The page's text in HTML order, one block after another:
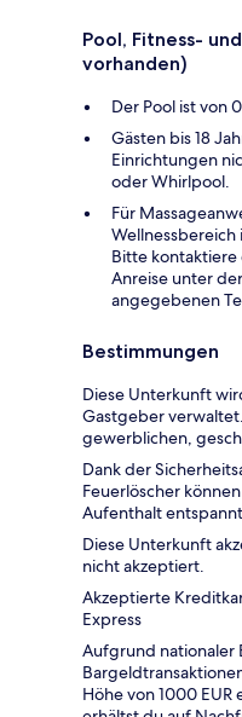
Pool, Fitness-
vorhanden)
Der Pool ist von
Gästen bis 18
Einrichtungen
oder Whirlpool.
Für
Wellnessbereich
Bitte
Anreise unter
angegebenen
Bestimmungen
Diese Unterkunft
Gastgeber
gewerblichen,
Dank der
Feuerlöscher
Aufenthalt
Diese Unterkunft
nicht akzeptiert.
Akzeptierte
Express
Aufgrund nationaler
Höhe von 1000